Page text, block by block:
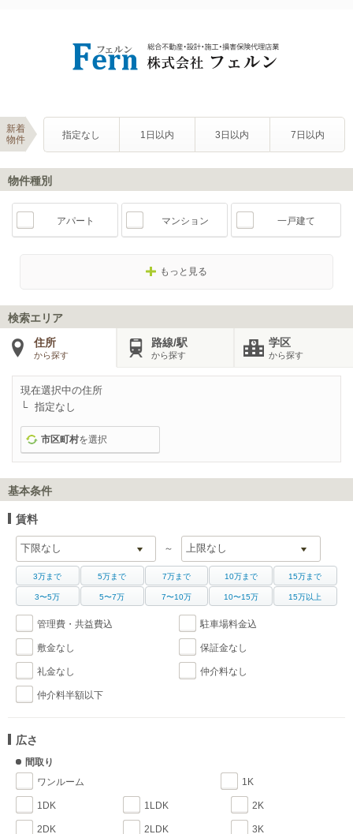
新着
物件
指定なし 1日以内 3日以内 7日以内
物件種別
アパート マンション 一戸建て
もっと見る
検索エリア
住所
から探す
路線/駅
から探す
学区
から探す
現在選択中の住所
指定なし
市区町村を選択
基本条件
賃料
～
3万まで 5万まで 7万まで 10万まで 15万まで
3〜5万 5〜7万 7〜10万 10〜15万 15万以上
管理費・共益費込 駐車場料金込
敷金なし 保証金なし
礼金なし 仲介料なし
仲介料半額以下
広さ
間取り
ワンルーム 1K
1DK 1LDK 2K
2DK 2LDK 3K